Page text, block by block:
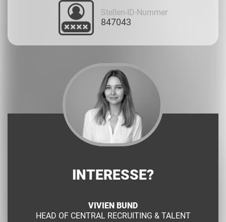
Stellen-ID-Nummer
847043
INTERESSE?
VIVIEN BUND
HEAD OF CENTRAL RECRUITING & TALENT